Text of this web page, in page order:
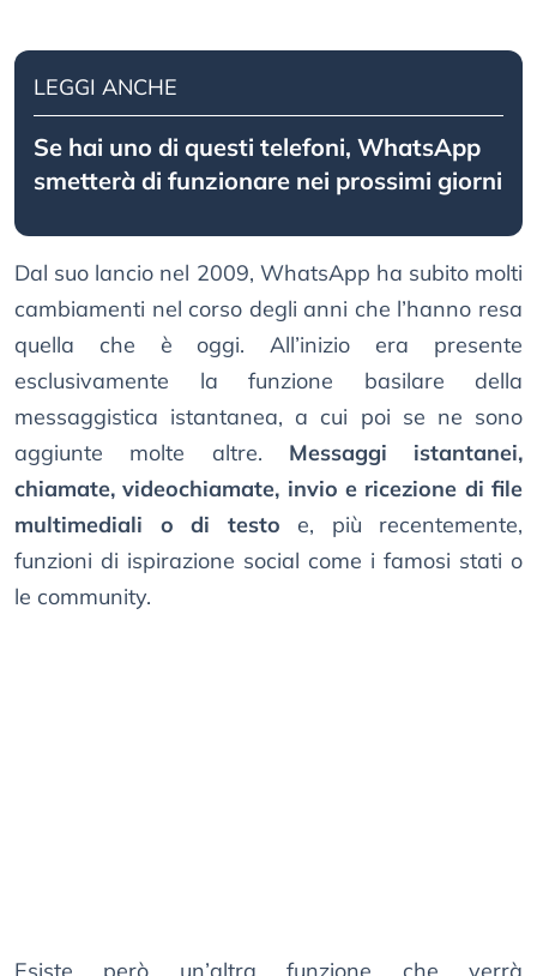
LEGGI ANCHE
Se hai uno di questi telefoni, WhatsApp
smetterà di funzionare nei prossimi giorni
Dal suo lancio nel 2009, WhatsApp ha subito molti
cambiamenti nel corso degli anni che l’hanno resa
quella che è oggi. All’inizio era presente
esclusivamente la funzione basilare della
messaggistica istantanea, a cui poi se ne sono
aggiunte molte altre. Messaggi istantanei,
chiamate, videochiamate, invio e ricezione di file
multimediali o di testo e, più recentemente,
funzioni di ispirazione social come i famosi stati o
le community.